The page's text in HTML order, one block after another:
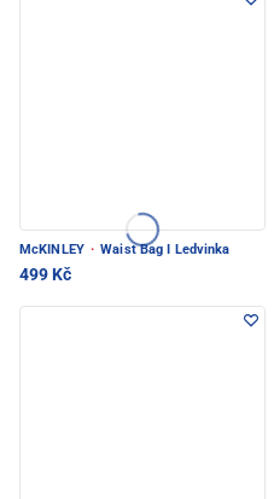
McKINLEY · Waist Bag I Ledvinka
499 Kč